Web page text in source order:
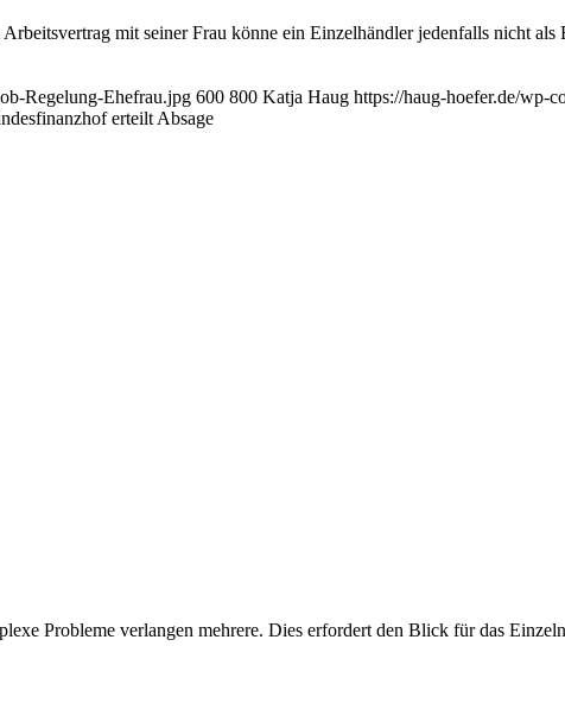
mit seiner Frau könne ein Einzelhändler jedenfalls nicht
Regelung-Ehefrau.jpg 600 800 Katja Haug https://haug-hoefer.de/wp-
erteilt Absage
Probleme verlangen mehrere. Dies erfordert den Blick für das